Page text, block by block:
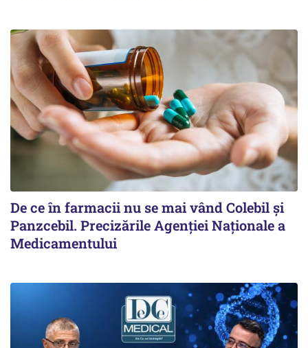
De ce în farmacii nu se mai vând Colebil și
Panzcebil. Precizările Agenției Naționale a
Medicamentului